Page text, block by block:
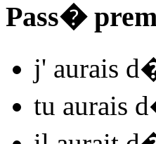
Pass�
j' aurais
tu aurais